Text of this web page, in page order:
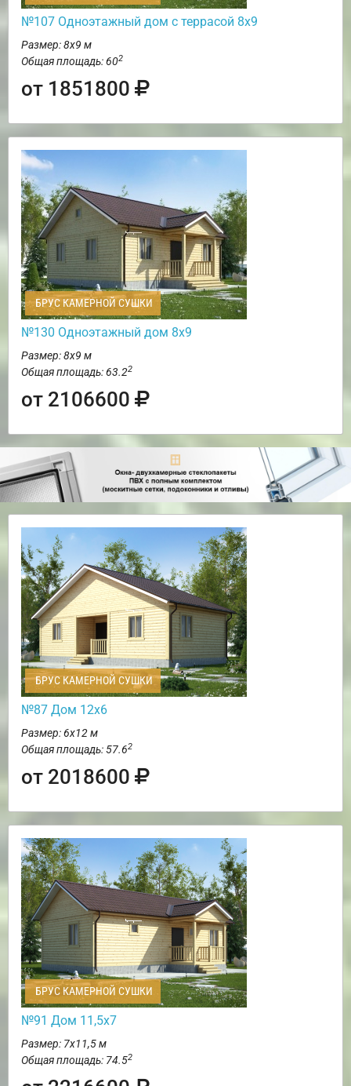
№107 Одноэтажный дом с террасой 8х9
Размер: 8х9 м
Общая площадь: 602
от 1851800
БРУС КАМЕРНОЙ СУШКИ
№130 Одноэтажный дом 8х9
Размер: 8х9 м
Общая площадь: 63.22
от 2106600
БРУС КАМЕРНОЙ СУШКИ
№87 Дом 12х6
Размер: 6х12 м
Общая площадь: 57.62
от 2018600
БРУС КАМЕРНОЙ СУШКИ
№91 Дом 11,5х7
Размер: 7х11,5 м
Общая площадь: 74.52